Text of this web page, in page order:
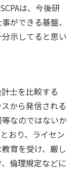
は、今後研
ができる基盤、
示してると思い
士を比較する
から発信される
等なのではないか
おり、ライセン
育を受け、厳し
倫理規定などに